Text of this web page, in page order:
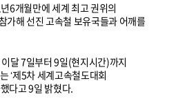
6개월만에 세계 최고 권위의
가해 선진 고속철 보유국들과 어깨를
달 7일부터 9일(현지시간)까지
‘제5차 세계고속철도대회
다고 9일 밝혔다.